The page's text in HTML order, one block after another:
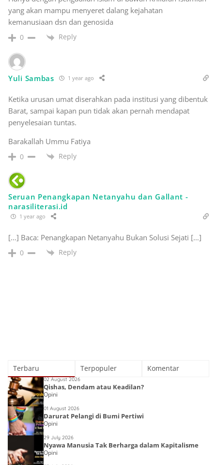
yang akan mampu menyeret dalang kejahatan
kemanusiaan dsn dan genosida
0 Reply
Yuli Sambas 1 year ago
Ketika urusan umat diserahkan pada institusi yang dibentuk
Barat, sampai kapan pun tidak akan pernah mendapat
penyelesaian tuntas.
Barakallah Ummu Fatiya
0 Reply
Seruan Penangkapan Netanyahu dan Gallant -
narasiliterasi.id
1 year ago
[…] Baca: Penangkapan Netanyahu Bukan Solusi Sejati […]
0 Reply
Terbaru Terpopuler Komentar
02 August 2026
Qishas, Dendam atau Keadilan?
Opini
01 August 2026
Darurat Pelangi di Bumi Pertiwi
Opini
29 July 2026
Nyawa Manusia Tak Berharga dalam Kapitalisme
Opini